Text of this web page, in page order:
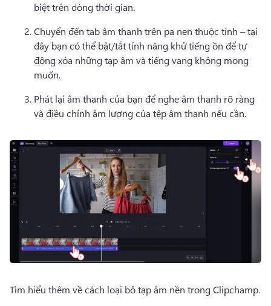
biệt trên dòng thời gian.
Chuyển đến tab âm thanh trên pa nen thuộc tính – tại
đây bạn có thể bật/tắt tính năng khử tiếng ồn để tự
động xóa những tạp âm và tiếng vang không mong
muốn.
Phát lại âm thanh của bạn để nghe âm thanh rõ ràng
và điều chỉnh âm lượng của tệp âm thanh nếu cần.
Tìm hiểu thêm về cách loại bỏ tạp âm nền trong Clipchamp.